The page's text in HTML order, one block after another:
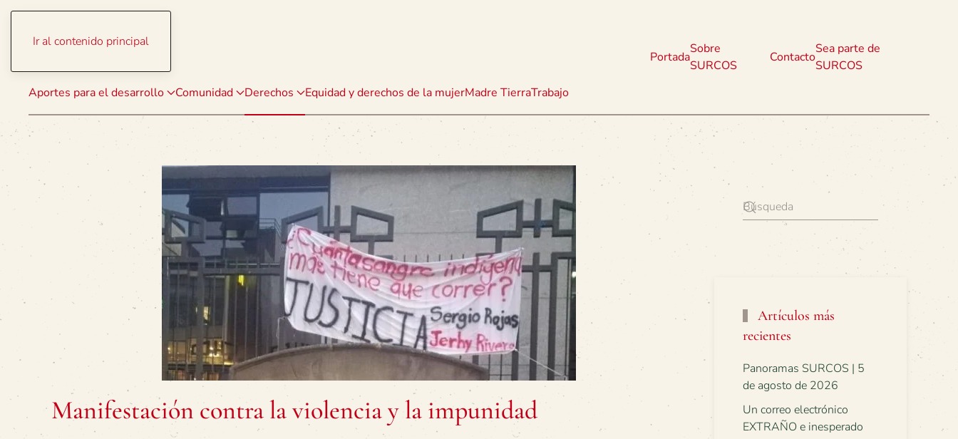
Ir al contenido principal
Aportes para el desarrollo Comunidad Derechos Equidad y derechos de la mujerMadre TierraTrabajo
Portada
Sobre
SURCOS
Contacto
Sea parte de
SURCOS
Manifestación contra la violencia y la impunidad
Artículos más
recientes
Panoramas SURCOS | 5
de agosto de 2026
Un correo electrónico
EXTRAÑO e inesperado